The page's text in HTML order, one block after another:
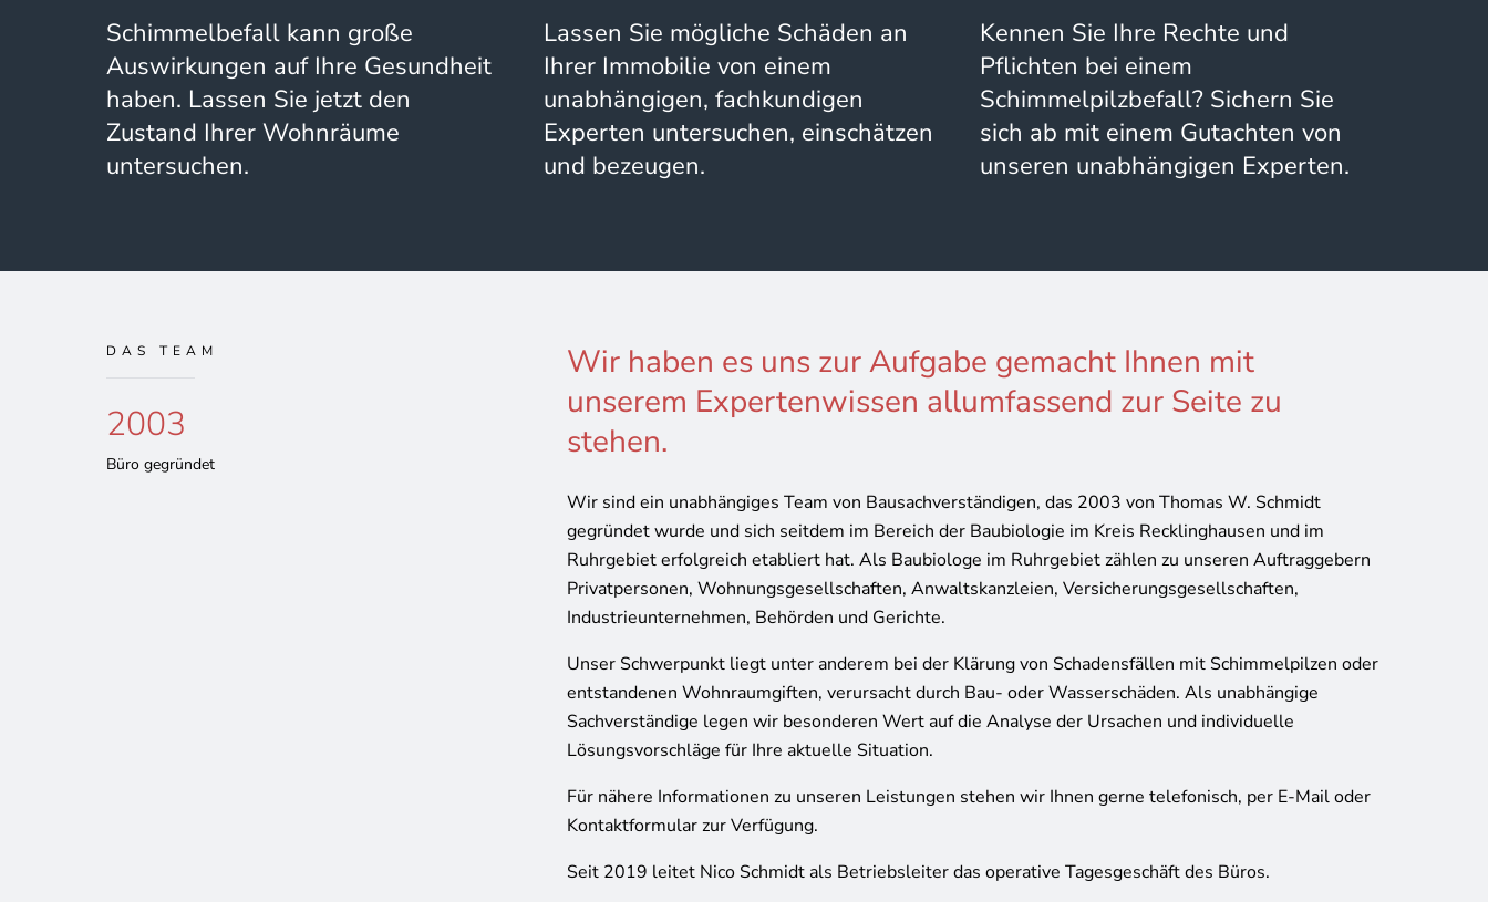
Schimmelbefall kann große
Auswirkungen auf Ihre Gesundheit
haben. Lassen Sie jetzt den
Zustand Ihrer Wohnräume
untersuchen.
Lassen Sie mögliche Schäden an
Ihrer Immobilie von einem
unabhängigen, fachkundigen
Experten untersuchen, einschätzen
und bezeugen.
Kennen Sie Ihre Rechte und
Pflichten bei einem
Schimmelpilzbefall? Sichern Sie
sich ab mit einem Gutachten von
unseren unabhängigen Experten.
DAS TEAM
2003
Büro gegründet
Wir haben es uns zur Aufgabe gemacht Ihnen mit
unserem Expertenwissen allumfassend zur Seite zu
stehen.
Wir sind ein unabhängiges Team von Bausachverständigen, das 2003 von Thomas W. Schmidt
gegründet wurde und sich seitdem im Bereich der Baubiologie im Kreis Recklinghausen und im
Ruhrgebiet erfolgreich etabliert hat. Als Baubiologe im Ruhrgebiet zählen zu unseren Auftraggebern
Privatpersonen, Wohnungsgesellschaften, Anwaltskanzleien, Versicherungsgesellschaften,
Industrieunternehmen, Behörden und Gerichte.
Unser Schwerpunkt liegt unter anderem bei der Klärung von Schadensfällen mit Schimmelpilzen oder
entstandenen Wohnraumgiften, verursacht durch Bau- oder Wasserschäden. Als unabhängige
Sachverständige legen wir besonderen Wert auf die Analyse der Ursachen und individuelle
Lösungsvorschläge für Ihre aktuelle Situation.
Für nähere Informationen zu unseren Leistungen stehen wir Ihnen gerne telefonisch, per E-Mail oder
Kontaktformular zur Verfügung.
Seit 2019 leitet Nico Schmidt als Betriebsleiter das operative Tagesgeschäft des Büros.